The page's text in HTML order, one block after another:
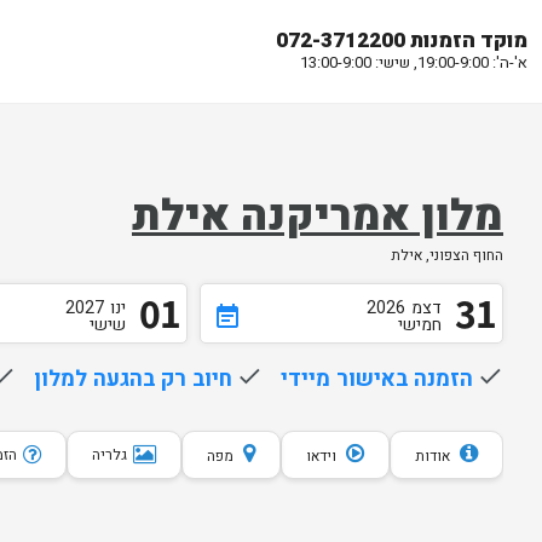
מוקד הזמנות 072-3712200
א'-ה': 19:00-9:00, שישי: 13:00-9:00
מלון אמריקנה אילת
החוף הצפוני, אילת
event_note 31 דצמ 2026
חמישי 01 ינו 2027
שישי
done הזמנה באישור מיידי done חיוב רק בהגעה למלון
אודות וידאו מפה גלריה הזמנת